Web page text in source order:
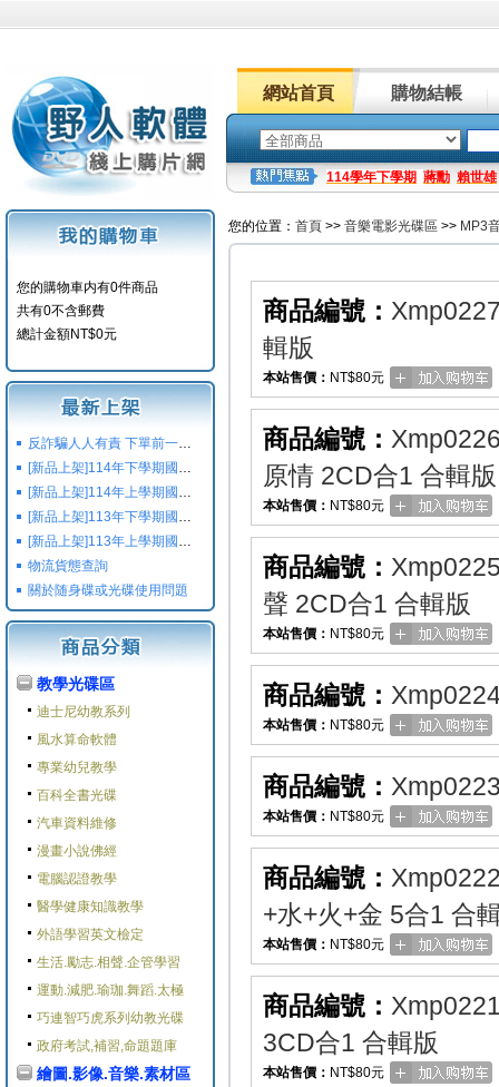
網站首頁 購物結帳
114學年下學期 蔣勳 賴世雄
您的購物車内有0件商品
共有0不含郵費
總計金額NT$0元
反詐騙人人有責 下單前一定要注意
[新品上架]114年下學期國小國中高中命題光碟,校用卷,習作
[新品上架]114年上學期國小國中高中命題光碟,校用卷,習作
[新品上架]113年下學期國小國中高中命題光碟,校用卷,習作
[新品上架]113年上學期國小國中高中命題光碟,校用卷,習作
物流貨態查詢
關於随身碟或光碟使用問題
教學光碟區
迪士尼幼教系列
風水算命軟體
專業幼兒教學
百科全書光碟
汽車資料維修
漫畫小說佛經
電腦認證教學
醫學健康知識教學
外語學習英文檢定
生活.勵志.相聲.企管學習
運動.減肥.瑜珈.舞蹈.太極
巧連智巧虎系列幼教光碟
政府考試,補習,命題題庫
繪圖.影像.音樂.素材區
您的位置： 首頁 >> 音樂電影光碟區 >> MP3
商品編號：
輯版
本站售價： NT$80元
商品編號：
原情 2CD合1 合輯版
本站售價： NT$80元
商品編號：
聲 2CD合1 合輯版
本站售價： NT$80元
商品編號：
本站售價： NT$80元
商品編號：
本站售價： NT$80元
商品編號：
+水+火+金 5合1 合
本站售價： NT$80元
商品編號：
3CD合1 合輯版
本站售價： NT$80元